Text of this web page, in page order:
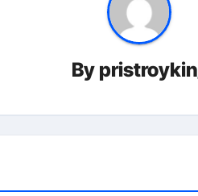
By pristroykin_